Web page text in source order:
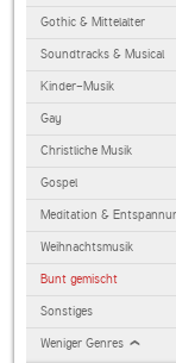
Gothic & Mittelalter
Soundtracks & Musical
Kinder-Musik
Gay
Christliche Musik
Gospel
Meditation &
Weihnachtsmusik
Bunt gemischt
Sonstiges
Weniger Genres